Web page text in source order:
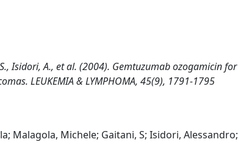
Isidori, A., et al. (2004). Gemtuzumab ozogamicin for
LEUKEMIA & LYMPHOMA, 45(9), 1791-1795
Malagola, Michele; Gaitani, S; Isidori, Alessandro;